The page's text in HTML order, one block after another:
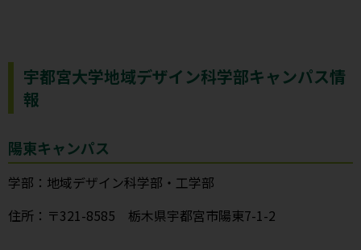
宇都宮大学地域デザイン科学部キャンパス情
報
陽東キャンパス
学部：地域デザイン科学部・工学部
住所：〒321-8585 栃木県宇都宮市陽東7-1-2